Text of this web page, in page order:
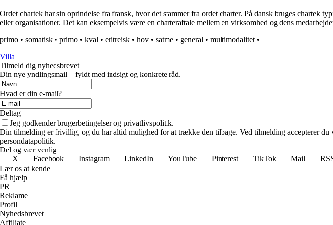
Ordet chartek har sin oprindelse fra fransk, hvor det stammer fra ordet charter. På dansk bruges chartek
eller organisationer. Det kan eksempelvis være en charteraftale mellem en virksomhed og dens
primo • somatisk • primo • kval • eritreisk • hov • satme • general • multimodalitet •
Villa
Tilmeld dig nyhedsbrevet
Din nye yndlingsmail – fyldt med indsigt og konkrete råd.
Hvad er din e-mail?
Deltag
Jeg godkender brugerbetingelser og privatlivspolitik.
Din tilmelding er frivillig, og du har altid mulighed for at trække den tilbage. Ved tilmelding accepterer
persondatapolitik.
Del og vær venlig
X
Facebook Instagram LinkedIn YouTube Pinterest TikTok Mail
Lær os at kende
Få hjælp
PR
Reklame
Profil
Nyhedsbrevet
Affiliate